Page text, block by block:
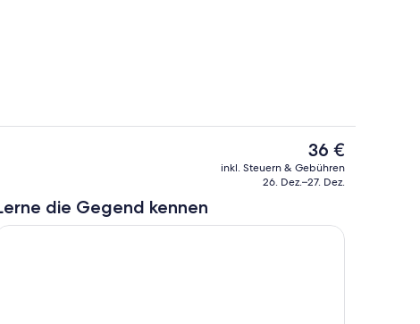
Zimmer
Der
aktuelle
Preis
36 €
inkl. Steuern & Gebühren
26. Dez.–27. Dez.
die Gegend kennen